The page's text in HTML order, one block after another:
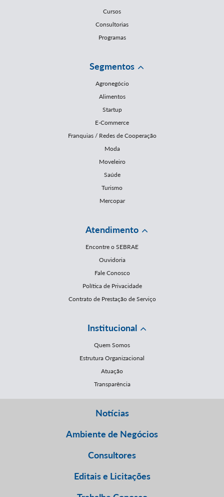
Cursos
Consultorias
Programas
Segmentos
Agronegócio
Alimentos
Startup
E-Commerce
Franquias / Redes de Cooperação
Moda
Moveleiro
Saúde
Turismo
Mercopar
Atendimento
Encontre o SEBRAE
Ouvidoria
Fale Conosco
Política de Privacidade
Contrato de Prestação de Serviço
Institucional
Quem Somos
Estrutura Organizacional
Atuação
Transparência
Notícias
Ambiente de Negócios
Consultores
Editais e Licitações